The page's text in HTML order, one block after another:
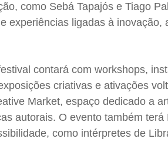
como Sebá Tapajós e Tiago
experiências ligadas à inovação,
contará com workshops,
criativas e ativações
Market, espaço dedicado a
autorais. O evento também
como intérpretes de